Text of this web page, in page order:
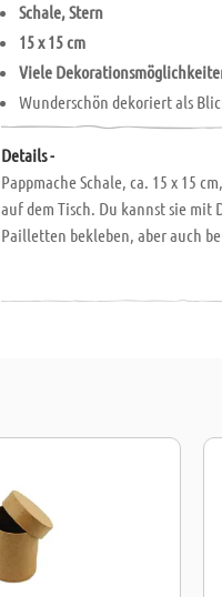
Schale, Stern
15 x 15 cm
Viele
Wunderschön dekoriert als
Details -
Pappmache Schale, ca. 15 x 15
auf dem Tisch. Du kannst sie
Pailletten bekleben, aber auch